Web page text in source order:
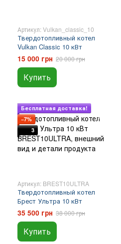
Артикул: Vulkan_classic_10
Твердотопливный котел
Vulkan Classic 10 кВт
15 000 грн 20 000 грн
Купить
Подарок
Бесплатная доставка!
−7%
3
Артикул: BREST10ULTRA
Твердотопливный котел
Брест Ультра 10 кВт
35 500 грн 38 000 грн
Купить